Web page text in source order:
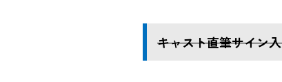
キャスト直筆サイン